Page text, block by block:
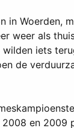
Woerden,
weer als
iets
de
en